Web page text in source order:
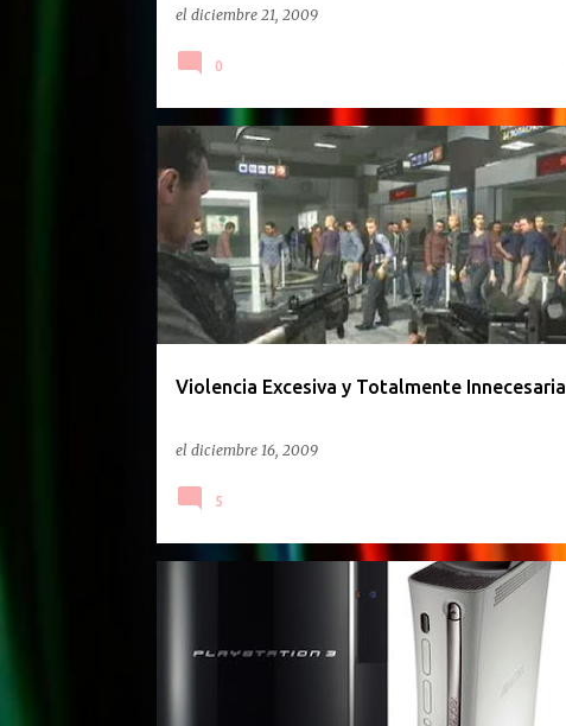
el diciembre 21, 2009
0
Violencia Excesiva y Totalmente Innecesaria
el diciembre 16, 2009
OPINION
5